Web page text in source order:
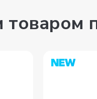
товаром